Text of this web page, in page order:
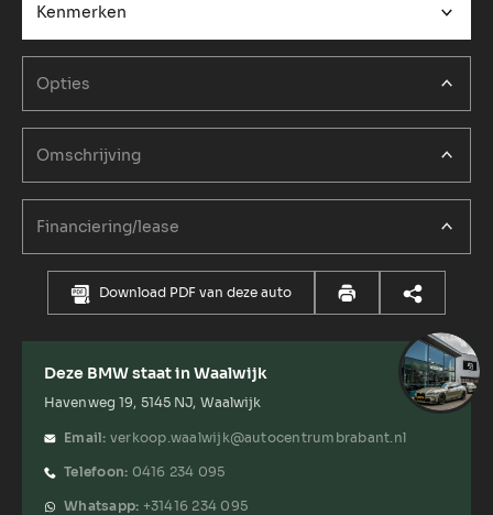
Kenmerken
Opties
Omschrijving
Financiering/lease
Download PDF van deze auto
Deze BMW staat in Waalwijk
Havenweg 19, 5145 NJ, Waalwijk
Email: verkoop.waalwijk@autocentrumbrabant.nl
Telefoon: 0416 234 095
Whatsapp: +31416 234 095